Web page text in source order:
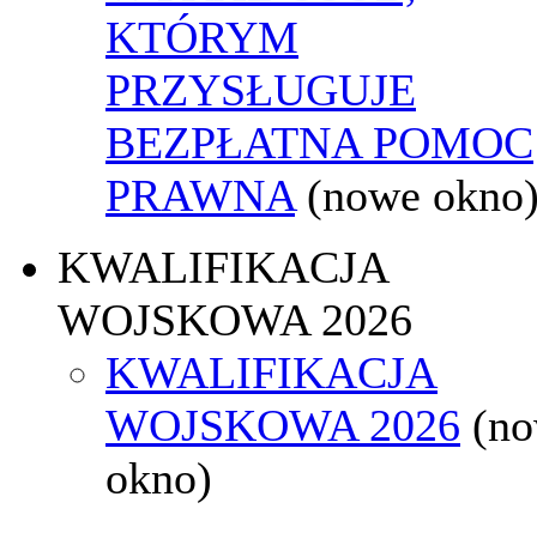
KTÓRYM
PRZYSŁUGUJE
BEZPŁATNA POMOC
PRAWNA (nowe
KWALIFIKACJA
WOJSKOWA 2026
KWALIFIKACJA
WOJSKOWA 2026
okno)